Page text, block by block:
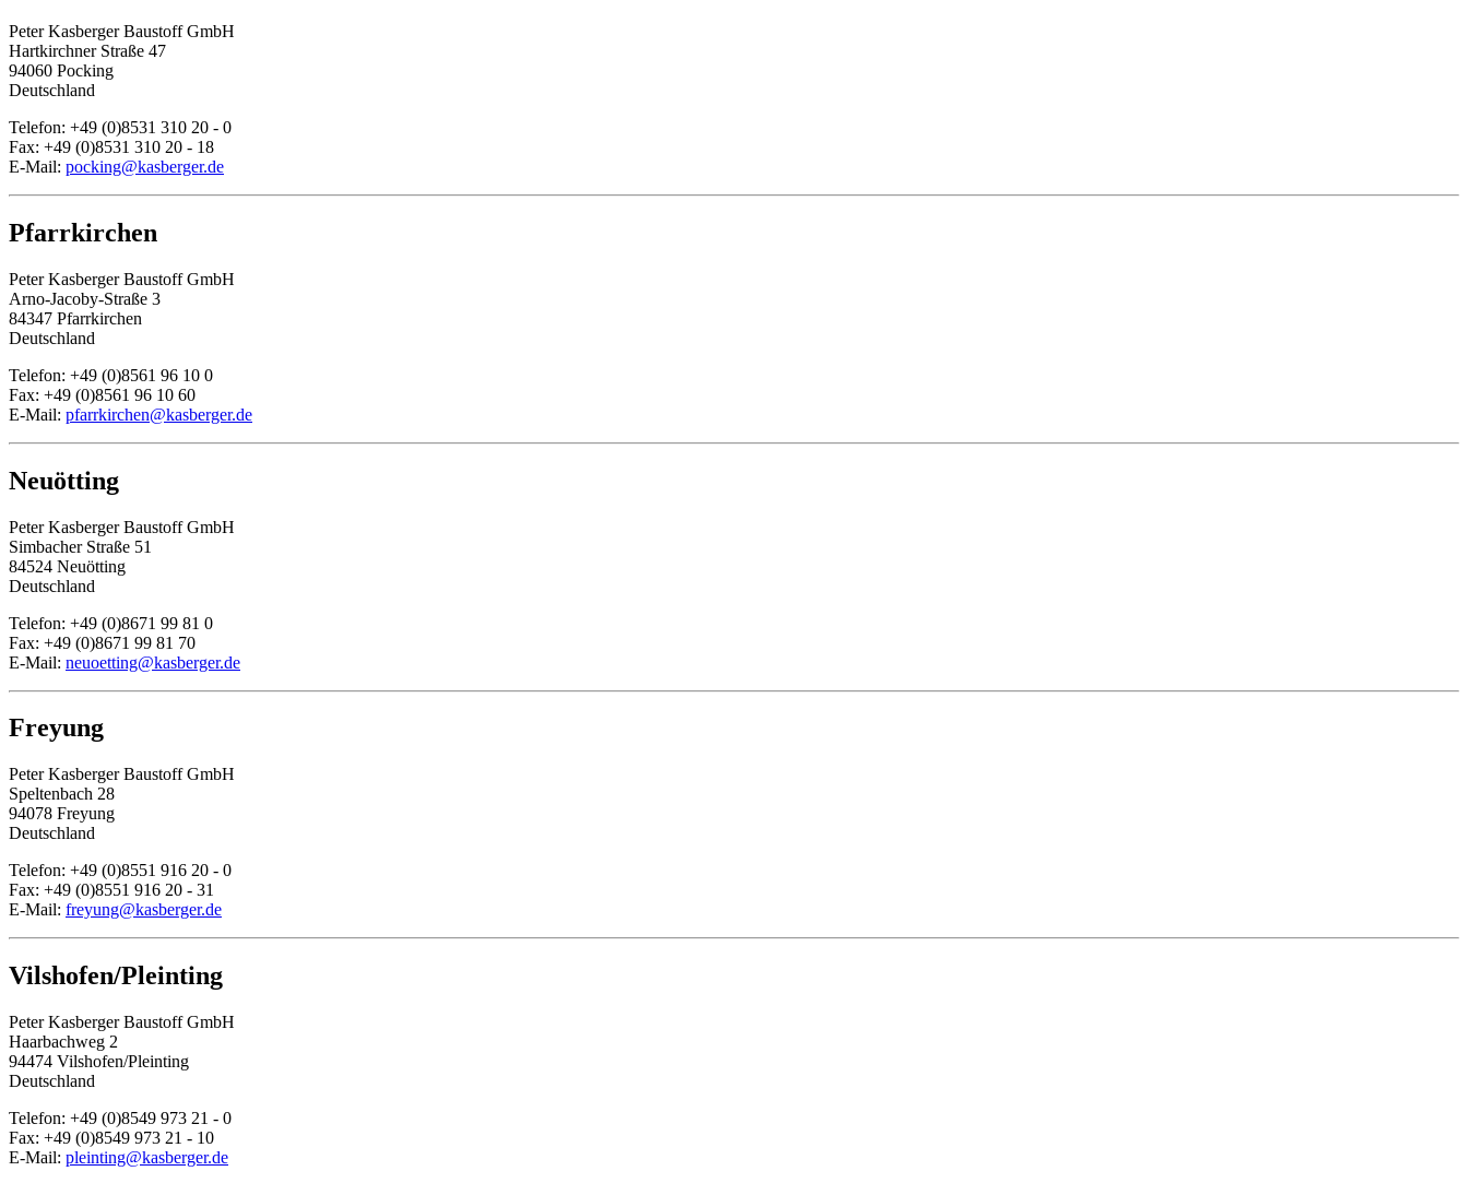
Peter Kasberger Baustoff GmbH
Hartkirchner Straße 47
94060 Pocking
Deutschland
Telefon: +49 (0)8531 310 20 - 0
Fax: +49 (0)8531 310 20 - 18
E-Mail: pocking@kasberger.de
Pfarrkirchen
Peter Kasberger Baustoff GmbH
Arno-Jacoby-Straße 3
84347 Pfarrkirchen
Deutschland
Telefon: +49 (0)8561 96 10 0
Fax: +49 (0)8561 96 10 60
E-Mail: pfarrkirchen@kasberger.de
Neuötting
Peter Kasberger Baustoff GmbH
Simbacher Straße 51
84524 Neuötting
Deutschland
Telefon: +49 (0)8671 99 81 0
Fax: +49 (0)8671 99 81 70
E-Mail: neuoetting@kasberger.de
Freyung
Peter Kasberger Baustoff GmbH
Speltenbach 28
94078 Freyung
Deutschland
Telefon: +49 (0)8551 916 20 - 0
Fax: +49 (0)8551 916 20 - 31
E-Mail: freyung@kasberger.de
Vilshofen/Pleinting
Peter Kasberger Baustoff GmbH
Haarbachweg 2
94474 Vilshofen/Pleinting
Deutschland
Telefon: +49 (0)8549 973 21 - 0
Fax: +49 (0)8549 973 21 - 10
E-Mail: pleinting@kasberger.de